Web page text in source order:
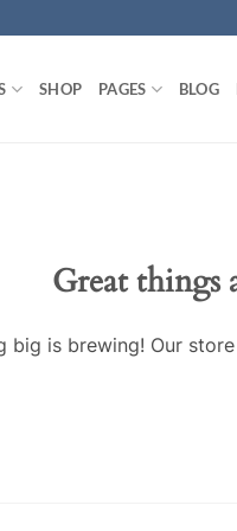
SHOP PAGES BLOG
Great things
big is brewing! Our